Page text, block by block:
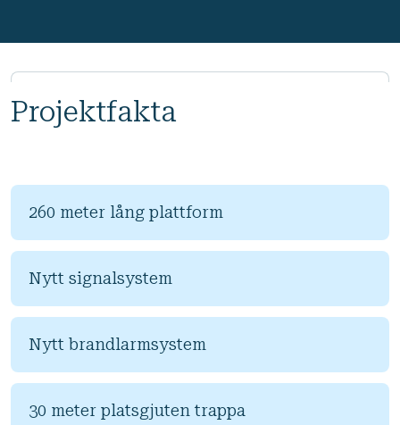
Projektfakta
260 meter lång plattform
Nytt signalsystem
Nytt brandlarmsystem
30 meter platsgjuten trappa